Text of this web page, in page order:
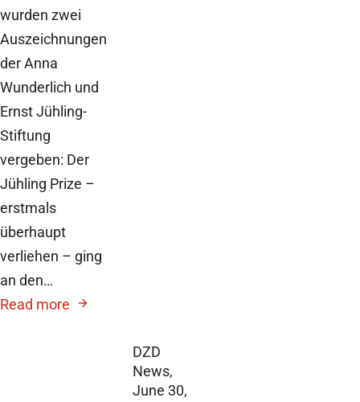
DZD
News,
June 30,
wurden zwei
Auszeichnungen
der Anna
Wunderlich und
Ernst Jühling-
Stiftung
vergeben: Der
Jühling Prize –
erstmals
überhaupt
verliehen – ging
an den…
Read more